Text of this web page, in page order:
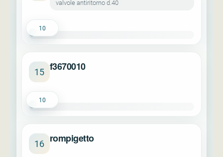
valvole antiritorno d.40
10
15 f3670010
10
16 rompigetto